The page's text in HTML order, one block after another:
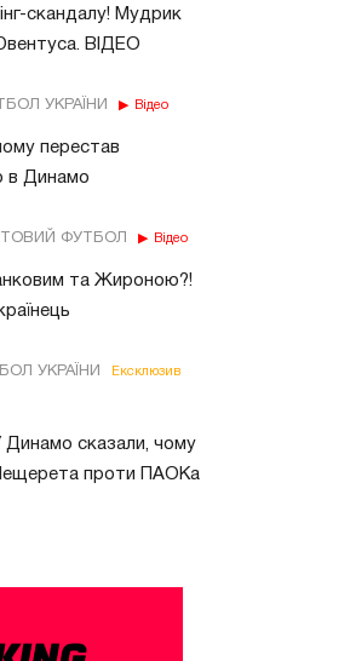
скандалу! Мудрик
ВІДЕО
УКРАЇНИ Відео
перестав
в Динамо
ФУТБОЛ Відео
та Жироною?!
УКРАЇНИ Ексклюзив
Динамо сказали, чому
Нещерета проти ПАОКа